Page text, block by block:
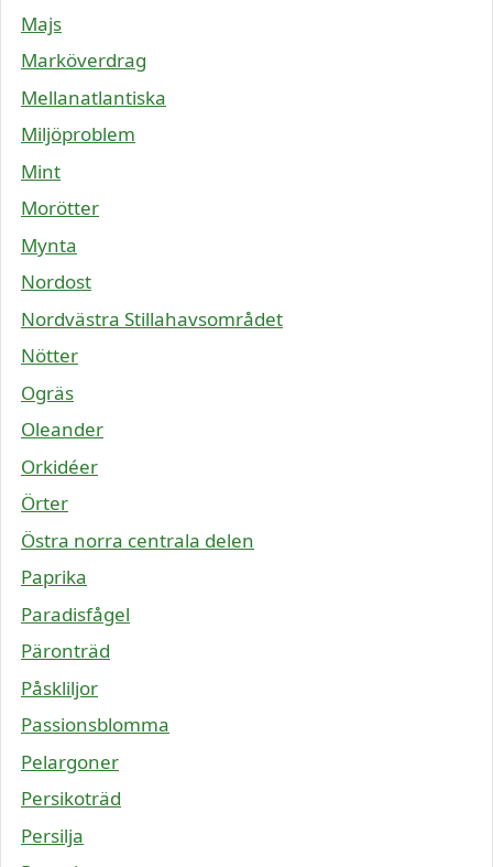
Majs
Marköverdrag
Mellanatlantiska
Miljöproblem
Mint
Morötter
Mynta
Nordost
Nordvästra Stillahavsområdet
Nötter
Ogräs
Oleander
Orkidéer
Örter
Östra norra centrala delen
Paprika
Paradisfågel
Päronträd
Påskliljor
Passionsblomma
Pelargoner
Persikoträd
Persilja